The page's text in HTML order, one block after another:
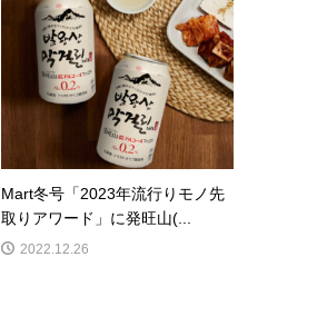
Mart冬号「2023年流行りモノ先
取りアワード」に発旺山(...
2022.12.26